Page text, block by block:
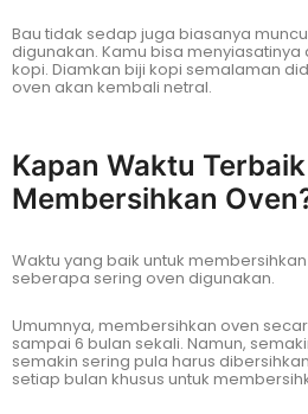
Bau tidak sedap juga biasanya
digunakan. Kamu bisa
kopi. Diamkan biji kopi semalaman
oven akan kembali netral.
Kapan Waktu
Membersihkan
Waktu yang baik untuk
seberapa sering oven digunakan.
Umumnya, membersihkan oven
sampai 6 bulan sekali. Namun,
semakin sering pula harus
setiap bulan khusus untuk